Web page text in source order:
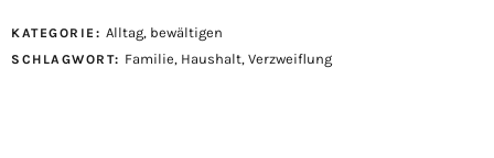
KATEGORIE: Alltag, bewältigen
SCHLAGWORT: Familie, Haushalt, Verzweiflung